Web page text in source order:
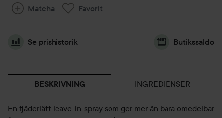
Matcha Favorit
Se prishistorik Butikssaldo
BESKRIVNING INGREDIENSER
En fjäderlätt leave-in-spray som ger mer än bara omedelbar